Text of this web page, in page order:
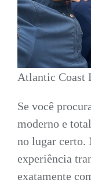
Atlantic Coast
Se você
moderno e
no lugar certo.
experiência
exatamente